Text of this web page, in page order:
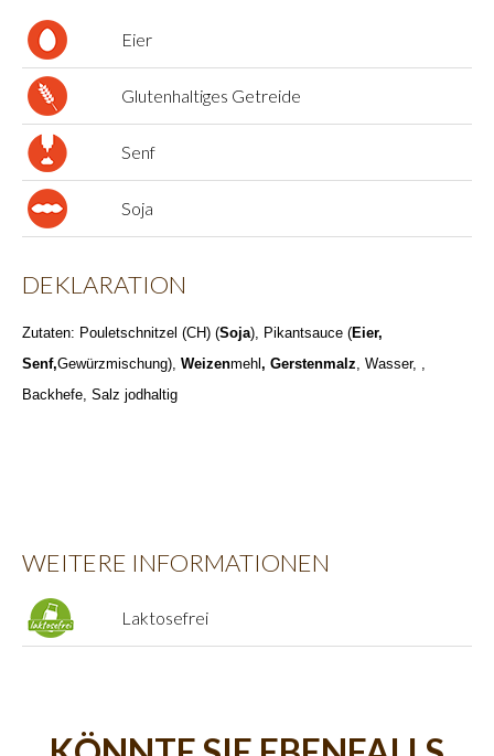
Eier
Glutenhaltiges Getreide
Senf
Soja
DEKLARATION
Zutaten: Pouletschnitzel (CH) (Soja), Pikantsauce (Eier,
Senf,Gewürzmischung), Weizenmehl , Gerstenmalz, Wasser, ,
Backhefe, Salz jodhaltig
WEITERE INFORMATIONEN
Laktosefrei